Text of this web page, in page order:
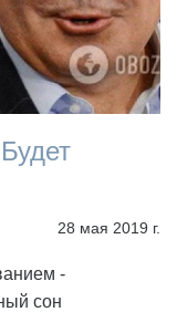
28 мая 2019 г.
-
сон